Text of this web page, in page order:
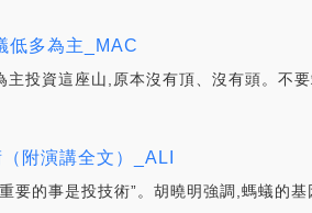
低多為主_MAC
投資這座山,原本沒有頂、沒有頭。不
附演講全文）_ALI
要的事是投技術”。胡曉明強調,螞蟻的